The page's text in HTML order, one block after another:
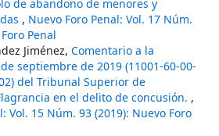
de abandono de menores y
, Nuevo Foro Penal: Vol. 17 Núm.
Penal
Jiménez, Comentario a la
septiembre de 2019 (11001-60-00-
del Tribunal Superior de
en el delito de concusión. ,
Vol. 15 Núm. 93 (2019): Nuevo Foro